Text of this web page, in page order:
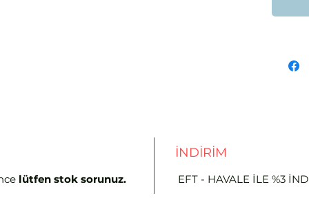
lütfen stok sorunuz.
İNDİRİM
EFT - HAVALE İLE %3